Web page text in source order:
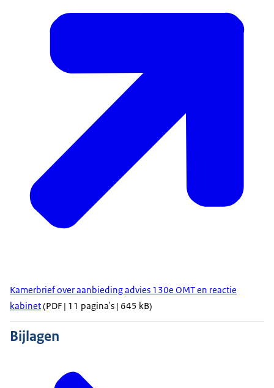
Kamerbrief over aanbieding advies 130e OMT en reactie
kabinet(PDF | 11 pagina's | 645 kB)
Bijlagen